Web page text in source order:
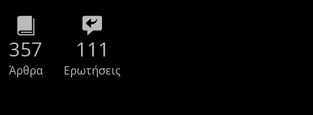
357
Άρθρα
111
Ερωτήσεις